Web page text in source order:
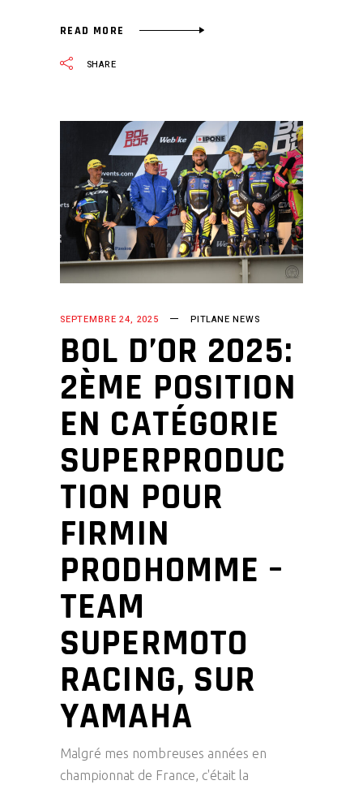
READ MORE
SHARE
SEPTEMBRE 24, 2025 PITLANE NEWS
BOL D’OR 2025:
2ÈME POSITION
EN CATÉGORIE
SUPERPRODUC
TION POUR
FIRMIN
PRODHOMME –
TEAM
SUPERMOTO
RACING, SUR
YAMAHA
Malgré mes nombreuses années en
championnat de France, c'était la